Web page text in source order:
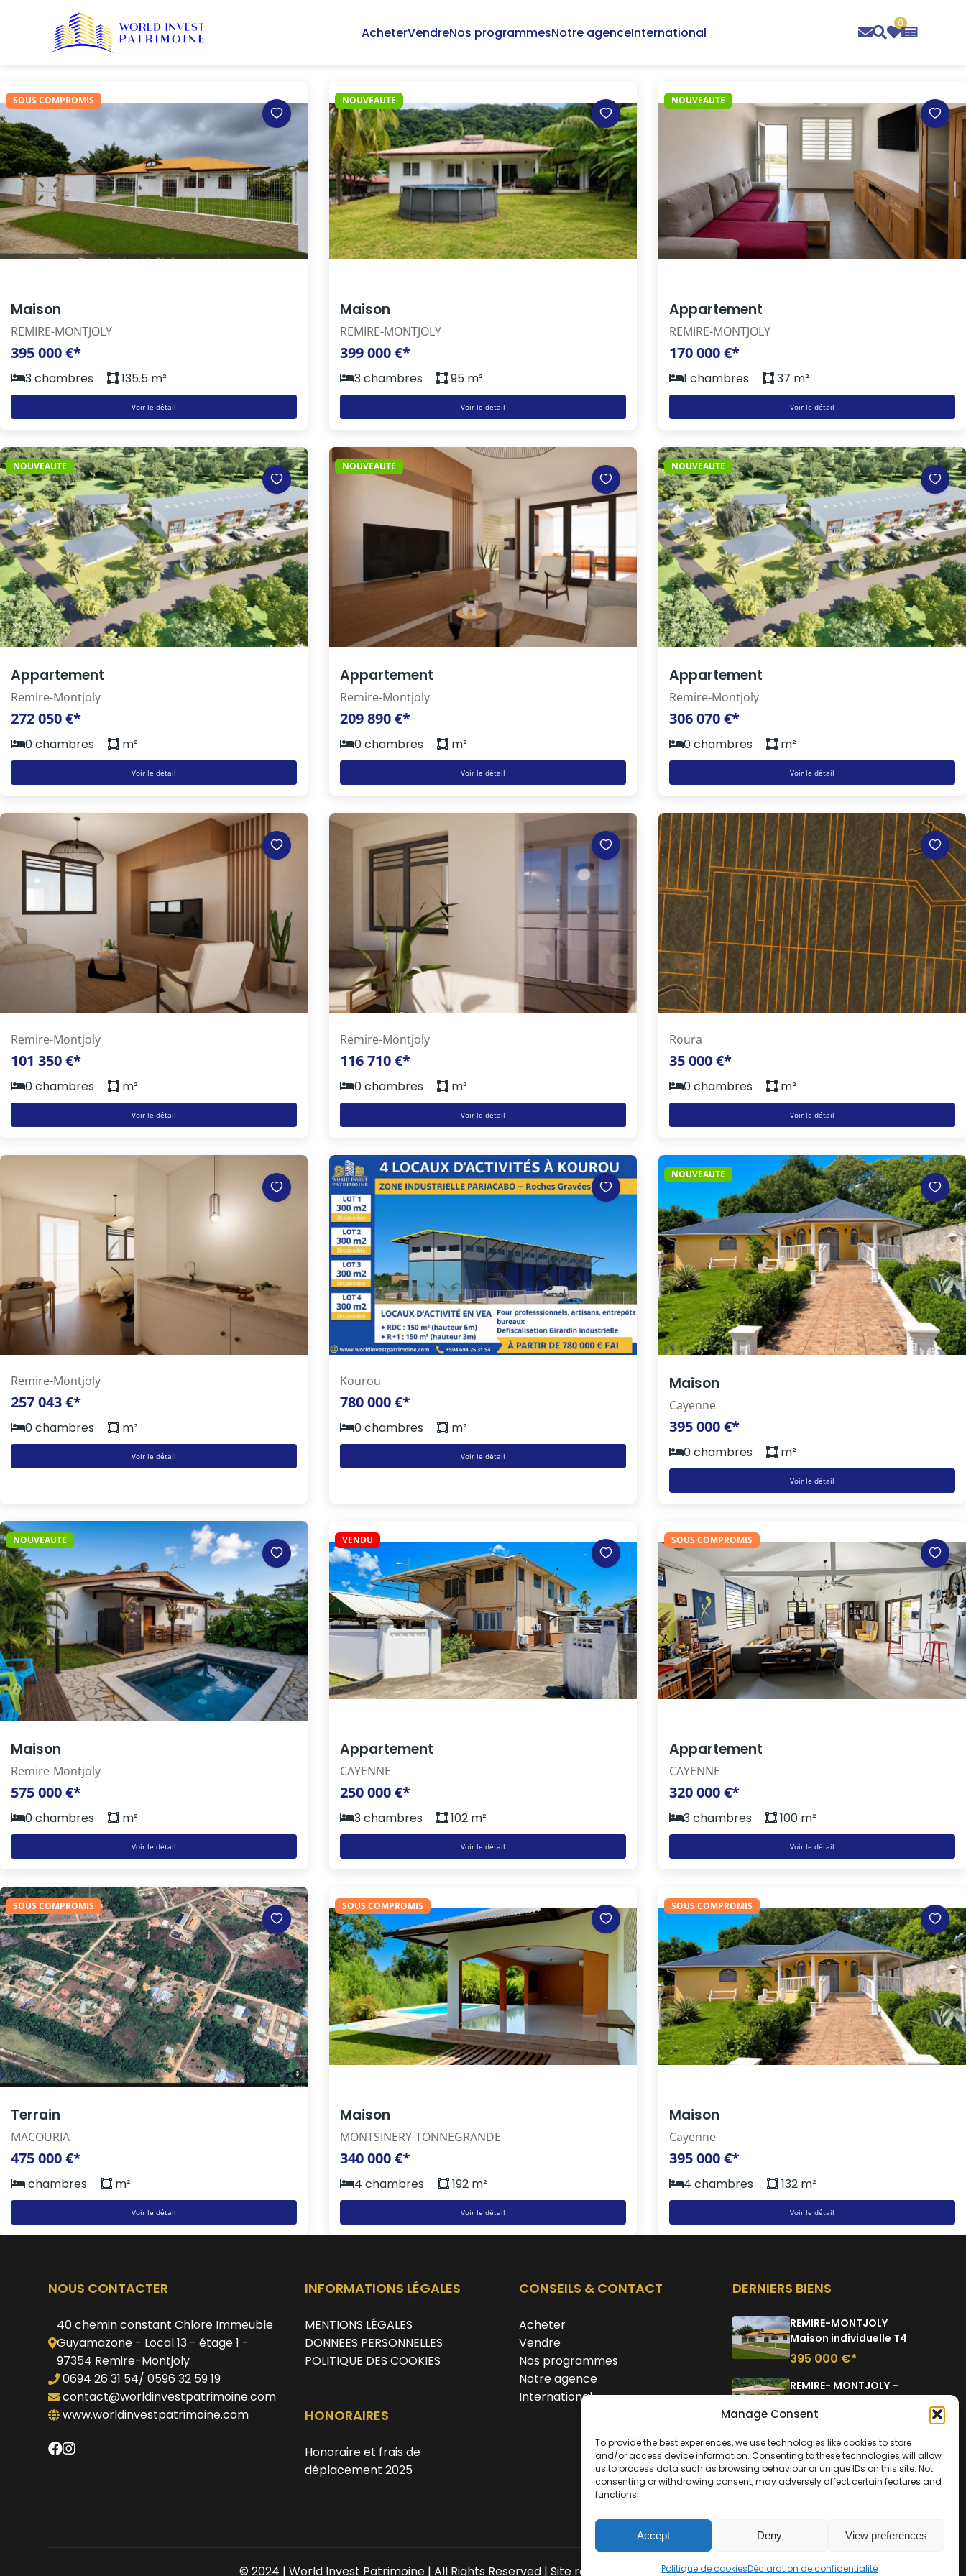
Manage Consent
To provide the best experiences, we use technologies like cookies to store
and/or access device information. Consenting to these technologies will allow
us to process data such as browsing behaviour or unique IDs on this site. Not
consenting or withdrawing consent, may adversely affect certain features and
functions.
Accept Deny View preferences
Politique de cookiesDéclaration de confidentialité
AcheterVendreNos programmesNotre agenceInternational
0
Archives :Propriété
SOUS COMPROMIS
Maison
REMIRE-MONTJOLY
395 000 €*
3 chambres 135.5 m²
Voir le détail
NOUVEAUTE
Maison
REMIRE-MONTJOLY
399 000 €*
3 chambres 95 m²
Voir le détail
NOUVEAUTE
Appartement
REMIRE-MONTJOLY
170 000 €*
1 chambres 37 m²
Voir le détail
NOUVEAUTE
Appartement
Remire-Montjoly
272 050 €*
0 chambres m²
Voir le détail
NOUVEAUTE
Appartement
Remire-Montjoly
209 890 €*
0 chambres m²
Voir le détail
NOUVEAUTE
Appartement
Remire-Montjoly
306 070 €*
0 chambres m²
Voir le détail
Remire-Montjoly
101 350 €*
0 chambres m²
Voir le détail
Remire-Montjoly
116 710 €*
0 chambres m²
Voir le détail
Roura
35 000 €*
0 chambres m²
Voir le détail
Remire-Montjoly
257 043 €*
0 chambres m²
Voir le détail
Kourou
780 000 €*
0 chambres m²
Voir le détail
NOUVEAUTE
Maison
Cayenne
395 000 €*
0 chambres m²
Voir le détail
NOUVEAUTE
Maison
Remire-Montjoly
575 000 €*
0 chambres m²
Voir le détail
VENDU
Appartement
CAYENNE
250 000 €*
3 chambres 102 m²
Voir le détail
SOUS COMPROMIS
Appartement
CAYENNE
320 000 €*
3 chambres 100 m²
Voir le détail
SOUS COMPROMIS
Terrain
MACOURIA
475 000 €*
chambres m²
Voir le détail
SOUS COMPROMIS
Maison
MONTSINERY-TONNEGRANDE
340 000 €*
4 chambres 192 m²
Voir le détail
SOUS COMPROMIS
Maison
Cayenne
395 000 €*
4 chambres 132 m²
Voir le détail
NOUS CONTACTER
40 chemin constant Chlore Immeuble
Guyamazone - Local 13 - étage 1 -
97354 Remire-Montjoly
0694 26 31 54/ 0596 32 59 19
contact@worldinvestpatrimoine.com
www.worldinvestpatrimoine.com
INFORMATIONS LÉGALES
MENTIONS LÉGALES
DONNEES PERSONNELLES
POLITIQUE DES COOKIES
HONORAIRES
Honoraire et frais de
déplacement 2025
CONSEILS & CONTACT
Acheter
Vendre
Nos programmes
Notre agence
International
DERNIERS BIENS
REMIRE-MONTJOLY
Maison individuelle T4
395 000 €*
REMIRE- MONTJOLY –
T.4
399 000 €*
REMIRE-MONTJOLY
APPARTEMENT T2
© 2024 | World Invest Patrimoine | All Rights Reserved | Site réalisé par cideralorenzo.fr